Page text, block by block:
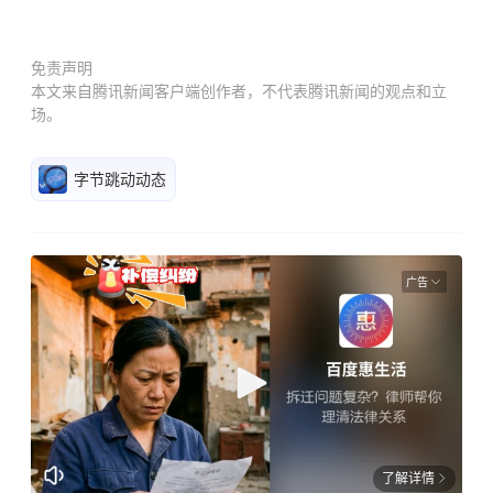
免责声明
本文来自腾讯新闻客户端创作者，不代表腾讯新闻的观点和立
场。
字节跳动动态
广告
了解详情